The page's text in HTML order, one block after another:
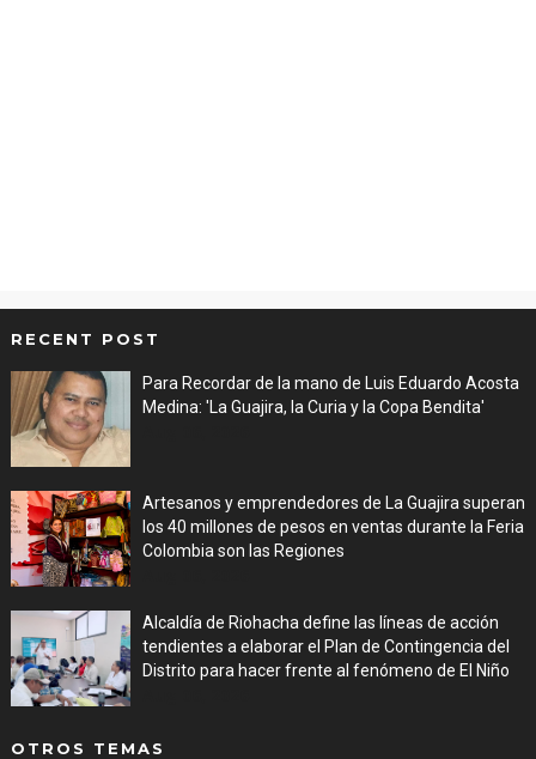
RECENT POST
Para Recordar de la mano de Luis Eduardo Acosta
Medina: 'La Guajira, la Curia y la Copa Bendita'
Artesanos y emprendedores de La Guajira superan
los 40 millones de pesos en ventas durante la Feria
Colombia son las Regiones
Alcaldía de Riohacha define las líneas de acción
tendientes a elaborar el Plan de Contingencia del
Distrito para hacer frente al fenómeno de El Niño
OTROS TEMAS